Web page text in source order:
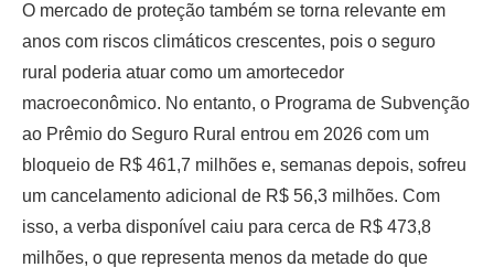
O mercado de proteção também se torna relevante em
anos com riscos climáticos crescentes, pois o seguro
rural poderia atuar como um amortecedor
macroeconômico. No entanto, o Programa de Subvenção
ao Prêmio do Seguro Rural entrou em 2026 com um
bloqueio de R$ 461,7 milhões e, semanas depois, sofreu
um cancelamento adicional de R$ 56,3 milhões. Com
isso, a verba disponível caiu para cerca de R$ 473,8
milhões, o que representa menos da metade do que